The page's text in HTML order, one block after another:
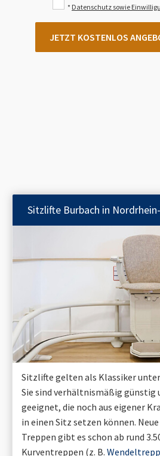
* Datenschutz sowie
JETZT KOSTENLOS
Sitzlifte Burbach in
Sitzlifte gelten als Klassiker
Sie sind verhältnismäßig günstig
geeignet, die noch aus eigener
in einen Sitz setzen können.
Treppen gibt es schon ab rund
Kurventreppen (z. B.